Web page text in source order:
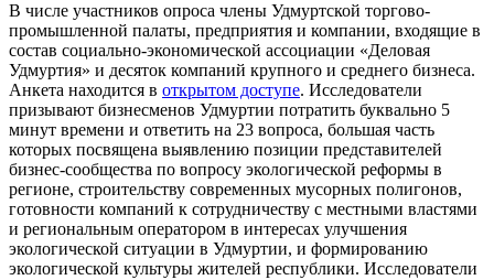
В числе участников опроса члены Удмуртской торгово-
промышленной палаты, предприятия и компании, входящие в
состав социально-экономической ассоциации «Деловая
Удмуртия» и десяток компаний крупного и среднего бизнеса.
Анкета находится в открытом доступе. Исследователи
призывают бизнесменов Удмуртии потратить буквально 5
минут времени и ответить на 23 вопроса, большая часть
которых посвящена выявлению позиции представителей
бизнес-сообщества по вопросу экологической реформы в
регионе, строительству современных мусорных полигонов,
готовности компаний к сотрудничеству с местными властями
и региональным оператором в интересах улучшения
экологической ситуации в Удмуртии, и формированию
экологической культуры жителей республики. Исследователи